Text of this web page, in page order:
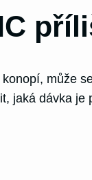
může
jaká dávka je